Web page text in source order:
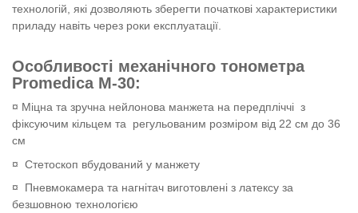
технологій, які дозволяють зберегти початкові характеристики
приладу навіть через роки експлуатації.
Особливості механічного тонометра
Promedica M-30:
¤ Міцна та зручна нейлонова манжета на передпліччі з
фіксуючим кільцем та регульованим розміром від 22 см до 36
см
¤ Стетоскоп вбудований у манжету
¤
Пневмокамера та нагнітач виготовлені з латексу за
безшовною технологією